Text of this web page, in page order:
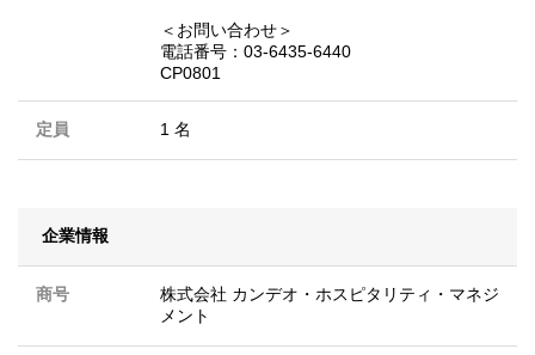
＜お問い合わせ＞
電話番号：03-6435-6440
CP0801
定員 1 名
企業情報
商号
株式会社 カンデオ・ホスピタリティ・マネジ
メント